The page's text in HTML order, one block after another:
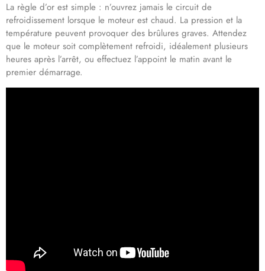
La règle d’or est simple : n’ouvrez jamais le circuit de
refroidissement lorsque le moteur est chaud. La pression et la
température peuvent provoquer des brûlures graves. Attendez
que le moteur soit complètement refroidi, idéalement plusieurs
heures après l’arrêt, ou effectuez l’appoint le matin avant le
premier démarrage.